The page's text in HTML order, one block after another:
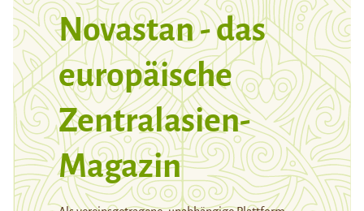
Novastan - das
europäische
Zentralasien-
Magazin